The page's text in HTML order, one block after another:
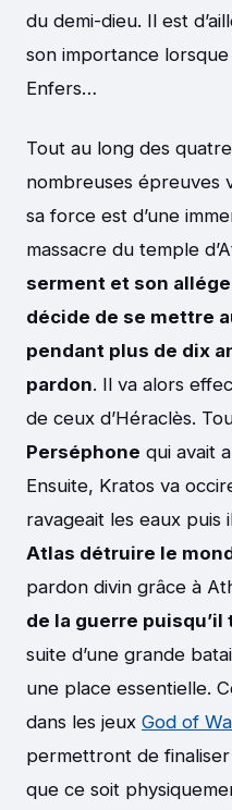
du demi-dieu. Il est
son importance
Enfers…
Tout au long des
nombreuses épreuves
sa force est d’une
massacre du temple
serment et son
décide de se mettre
pendant plus de dix
pardon. Il va alors
de ceux d’Héraclès.
Perséphone qui avait
Ensuite, Kratos va
ravageait les eaux puis
Atlas détruire le
pardon divin grâce à
de la guerre puisqu’il
suite d’une grande
une place essentielle.
dans les jeux God of
permettront de
que ce soit